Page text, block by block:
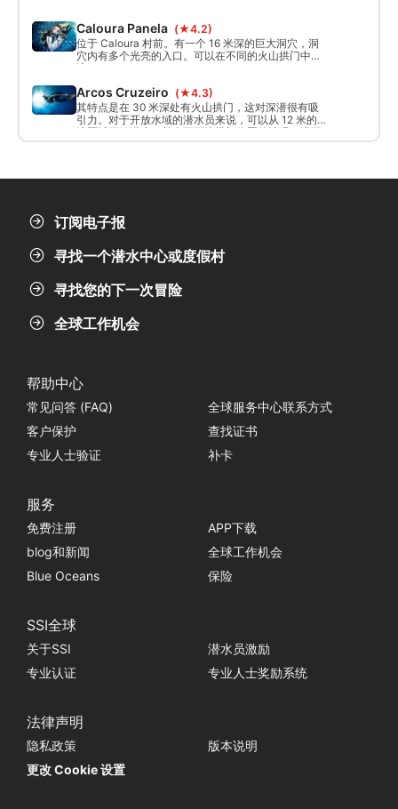
Caloura Panela (★4.2)
位于 Caloura 村前。有一个 16 米深的巨大洞穴，洞
穴内有多个光亮的入口。可以在不同的火山拱门中漂
流。
Arcos Cruzeiro (★4.3)
其特点是在 30 米深处有火山拱门，这对深潜很有吸
引力。对于开放水域的潜水员来说，可以从 12 米的较
浅区域开始潜水，并在不到达拱门位置的情况下潜至
18 米。
订阅电子报
寻找一个潜水中心或度假村
寻找您的下一次冒险
全球工作机会
帮助中心
常见问答 (FAQ)
全球服务中心联系方式
客户保护
查找证书
专业人士验证
补卡
服务
免费注册
APP下载
blog和新闻
全球工作机会
Blue Oceans
保险
SSI全球
关于SSI
潜水员激励
专业认证
专业人士奖励系统
法律声明
隐私政策
版本说明
更改 Cookie 设置